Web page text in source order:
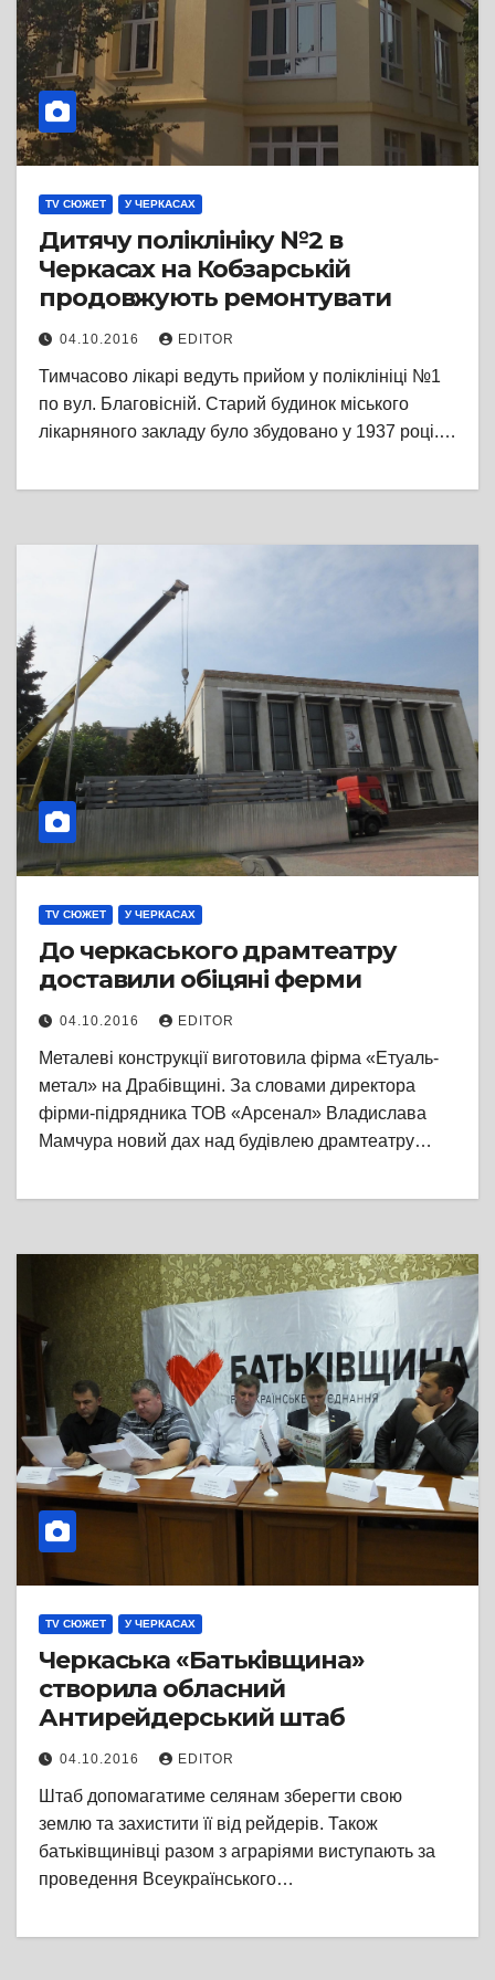
TV СЮЖЕТ У ЧЕРКАСАХ
Дитячу поліклініку №2 в
Черкасах на Кобзарській
продовжують ремонтувати
04.10.2016 EDITOR
Тимчасово лікарі ведуть прийом у поліклініці №1
по вул. Благовісній. Старий будинок міського
лікарняного закладу було збудовано у 1937 році.…
TV СЮЖЕТ У ЧЕРКАСАХ
До черкаського драмтеатру
доставили обіцяні ферми
04.10.2016 EDITOR
Металеві конструкції виготовила фірма «Етуаль-
метал» на Драбівщині. За словами директора
фірми-підрядника ТОВ «Арсенал» Владислава
Мамчура новий дах над будівлею драмтеатру…
TV СЮЖЕТ У ЧЕРКАСАХ
Черкаська «Батьківщина»
створила обласний
Антирейдерський штаб
04.10.2016 EDITOR
Штаб допомагатиме селянам зберегти свою
землю та захистити її від рейдерів. Також
батьківщинівці разом з аграріями виступають за
проведення Всеукраїнського…